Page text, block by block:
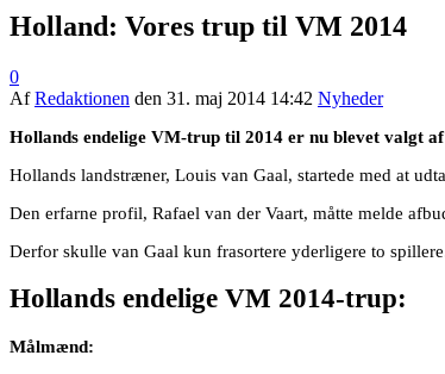
Holland: Vores trup til VM 2014
0
AfRedaktionen den 31. maj 2014 14:42 Nyheder
Hollands endelige VM-trup til 2014 er nu blevet valgt
Hollands landstræner, Louis van Gaal, startede med at
Den erfarne profil, Rafael van der Vaart, måtte melde
Derfor skulle van Gaal kun frasortere yderligere to
Hollands endelige VM 2014-trup:
Målmænd: